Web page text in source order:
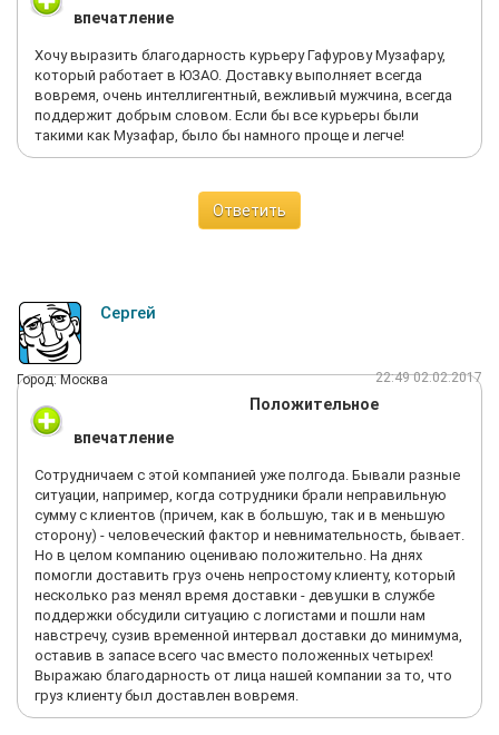
впечатление
Хочу выразить благодарность курьеру Гафурову Музафару,
который работает в ЮЗАО. Доставку выполняет всегда
вовремя, очень интеллигентный, вежливый мужчина, всегда
поддержит добрым словом. Если бы все курьеры были
такими как Музафар, было бы намного проще и легче!
Ответить
Сергей
Город: Москва 22:49 02.02.2017
Положительное
впечатление
Сотрудничаем с этой компанией уже полгода. Бывали разные
ситуации, например, когда сотрудники брали неправильную
сумму с клиентов (причем, как в большую, так и в меньшую
сторону) - человеческий фактор и невнимательность, бывает.
Но в целом компанию оцениваю положительно. На днях
помогли доставить груз очень непростому клиенту, который
несколько раз менял время доставки - девушки в службе
поддержки обсудили ситуацию с логистами и пошли нам
навстречу, сузив временной интервал доставки до минимума,
оставив в запасе всего час вместо положенных четырех!
Выражаю благодарность от лица нашей компании за то, что
груз клиенту был доставлен вовремя.